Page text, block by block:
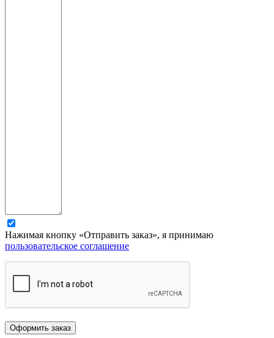
Нажимая кнопку «Отправить заказ», я принимаю
пользовательское соглашение